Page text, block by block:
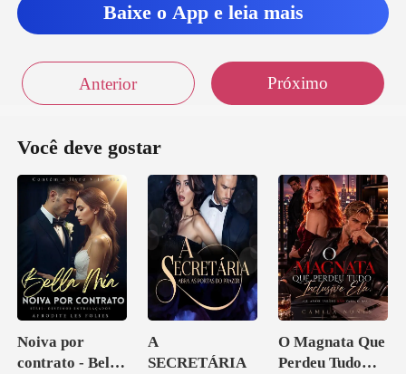
Baixe o App e leia mais
Anterior Próximo
Você deve gostar
Noiva por
contrato - Bella
A
SECRETÁRIA
O Magnata Que
Perdeu Tudo